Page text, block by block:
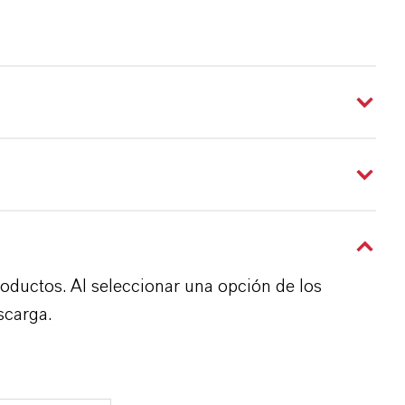
Al seleccionar una opción de los